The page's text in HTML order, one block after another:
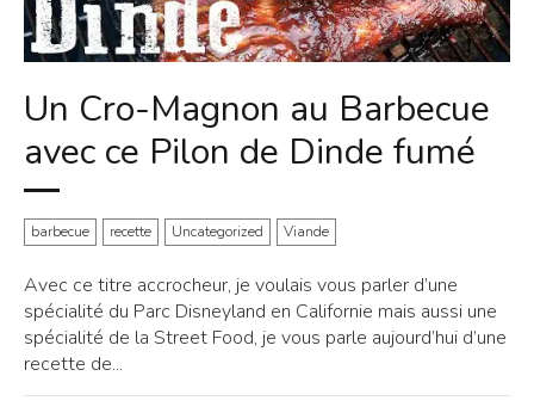
Un Cro-Magnon au Barbecue
avec ce Pilon de Dinde fumé
barbecue recette Uncategorized Viande
Avec ce titre accrocheur, je voulais vous parler d’une
spécialité du Parc Disneyland en Californie mais aussi une
spécialité de la Street Food, je vous parle aujourd’hui d’une
recette de...